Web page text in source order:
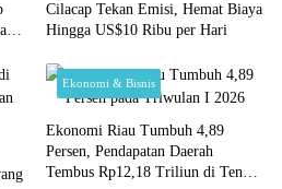
Cilacap Tekan Emisi, Hemat Biaya
Hingga US$10 Ribu per Hari
Ekonomi & Bisnis
Ekonomi Riau Tumbuh 4,89
Persen, Pendapatan Daerah
Tembus Rp12,18 Triliun di Tengah